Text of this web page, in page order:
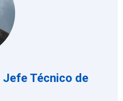
Jefe Técnico de